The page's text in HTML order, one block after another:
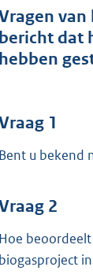
van
bericht dat
hebben
1
Bent u bekend
2
Hoe
biogasproject